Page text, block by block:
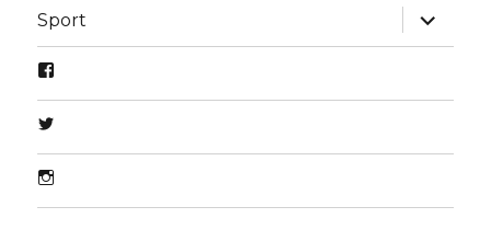
Sport
laienda